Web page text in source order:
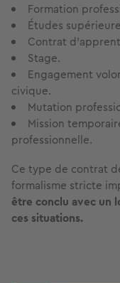
Formation
Études
Contrat
Stage.
Engagement
civique.
Mutation
Mission
professionnelle.
Ce type de contrat
formalisme stricte
être conclu avec un
ces situations.